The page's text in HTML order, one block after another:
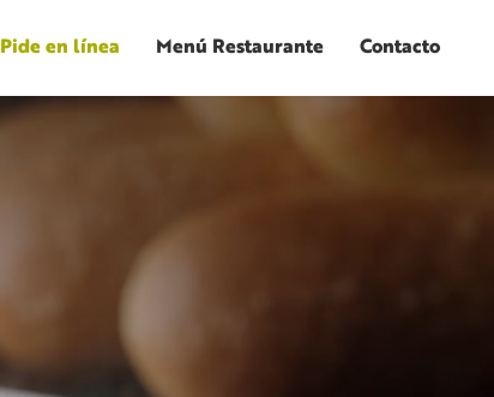
Pide en línea Menú Restaurante Contacto